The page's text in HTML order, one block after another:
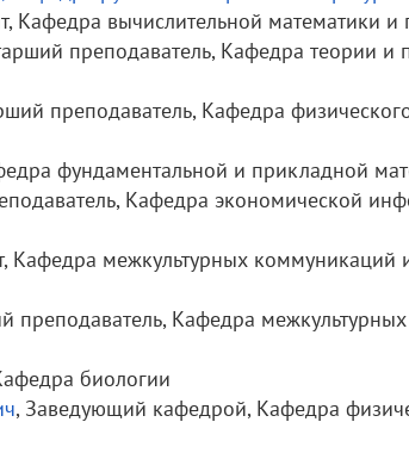
Кафедра вычислительной математики
преподаватель, Кафедра теории и
преподаватель, Кафедра
фундаментальной и прикладной
Кафедра экономической
Кафедра межкультурных коммуникаций
преподаватель, Кафедра
биологии
, Заведующий кафедрой, Кафедра